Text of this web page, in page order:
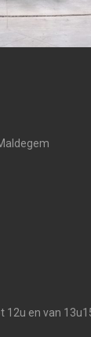
12u en van